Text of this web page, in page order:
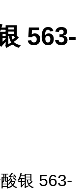
563-
银 563-